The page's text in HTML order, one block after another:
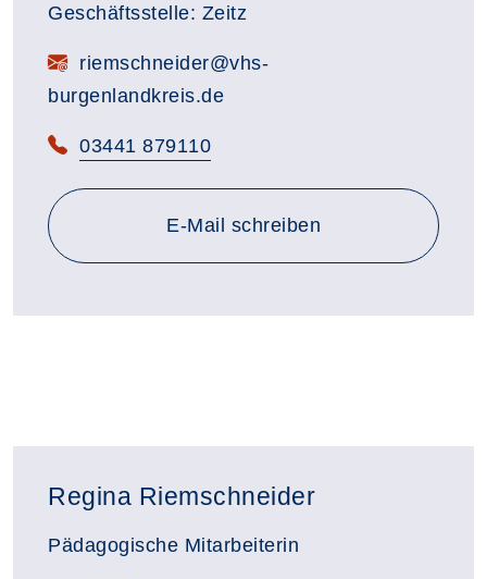
Geschäftsstelle: Zeitz
E-Mail:riemschneider@vhs-
burgenlandkreis.de
Telefon:
03441 879110
E-Mail schreiben
Regina Riemschneider
Pädagogische Mitarbeiterin